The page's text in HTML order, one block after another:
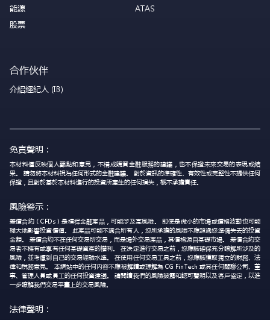
能源
股票
ATAS
合作伙伴
介紹經紀人 (IB)
免責聲明：
本材料僅反映個人觀點和意見，不構成購買金融服務的建議，也不保證未來交易的表現或結
果。 請勿將本材料視為任何形式的金融建議。 對於資訊的準確性、有效性或完整性不提供任何
保證，且對於基於本材料進行的投資所產生的任何損失，概不承擔責任。
風險警示：
差價合約（CFDs）是槓桿金融產品，可能涉及高風險。 即使是微小的市場或價格波動也可能
極大地影響投資價值。 此產品可能不適合所有人，您所承擔的風險不應超過您準備失去的投資
金額。 差價合約不在任何交易所交易，而是場外交易產品，其價格源自基礎市場。 差價合約交
易者不擁有或享有任何基礎資產的權利。 在決定進行交易之前，您應該確保充分瞭解所涉及的
風險，並考慮到自己的交易經驗水準。 在使用任何交易工具之前，您應該獲取獨立的財務、法
律和稅務意見。 本網站中的任何內容不應被解讀或理解為 CG FinTech 或其任何關聯公司、董
事、管理人員或員工的任何投資建議。 請閱讀我們的風險披露和認可聲明以及客戶協定，以進
一步瞭解我們交易平臺上的交易風險。
法律聲明：